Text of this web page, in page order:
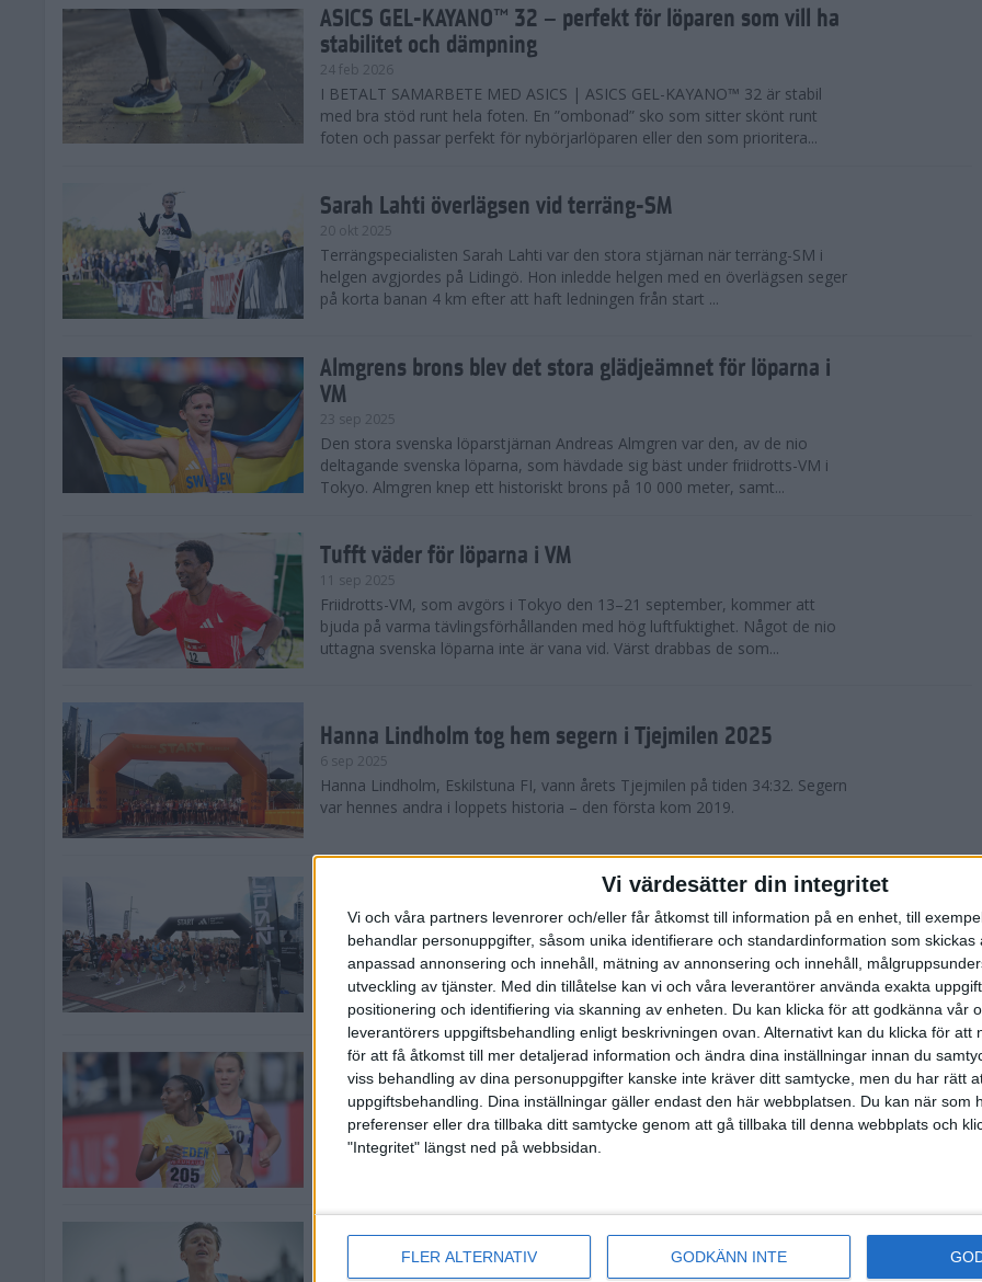
Vi värdesätter din integritet
Vi och våra partners levenrorer och/eller får åtkomst till information på en enhet, till
behandlar personuppgifter, såsom unika identifierare och standardinformation som skickas
anpassad annonsering och innehåll, mätning av annonsering och innehåll,
utveckling av tjänster. Med din tillåtelse kan vi och våra leverantörer använda exakta
positionering och identifiering via skanning av enheten. Du kan klicka för att godkänna vår
leverantörers uppgiftsbehandling enligt beskrivningen ovan. Alternativt kan du klicka för att
för att få åtkomst till mer detaljerad information och ändra dina inställningar innan du
viss behandling av dina personuppgifter kanske inte kräver ditt samtycke, men du har rätt
uppgiftsbehandling. Dina inställningar gäller endast den här webbplatsen. Du kan när som
preferenser eller dra tillbaka ditt samtycke genom att gå tillbaka till denna webbplats och
"Integritet" längst ned på webbsidan.
FLER ALTERNATIV GODKÄNN INTE
ASICS GEL-KAYANO™ 32 – perfekt för löparen som vill ha
stabilitet och dämpning
24 feb 2026
I BETALT SAMARBETE MED ASICS | ASICS GEL-KAYANO™ 32 är stabil
med bra stöd runt hela foten. En ”ombonad” sko som sitter skönt runt
foten och passar perfekt för nybörjarlöparen eller den som prioritera...
Sarah Lahti överlägsen vid terräng-SM
20 okt 2025
Terrängspecialisten Sarah Lahti var den stora stjärnan när terräng-SM i
helgen avgjordes på Lidingö. Hon inledde helgen med en överlägsen seger
på korta banan 4 km efter att haft ledningen från start ...
Almgrens brons blev det stora glädjeämnet för löparna i
VM
23 sep 2025
Den stora svenska löparstjärnan Andreas Almgren var den, av de nio
deltagande svenska löparna, som hävdade sig bäst under friidrotts-VM i
Tokyo. Almgren knep ett historiskt brons på 10 000 meter, samt...
Tufft väder för löparna i VM
11 sep 2025
Friidrotts-VM, som avgörs i Tokyo den 13–21 september, kommer att
bjuda på varma tävlingsförhållanden med hög luftfuktighet. Något de nio
uttagna svenska löparna inte är vana vid. Värst drabbas de som...
Hanna Lindholm tog hem segern i Tjejmilen 2025
6 sep 2025
Hanna Lindholm, Eskilstuna FI, vann årets Tjejmilen på tiden 34:32. Segern
var hennes andra i loppets historia – den första kom 2019.
Snabbaste segertiden på 12 år i rekordstort adidas
Stockholm Halvmaraton
30 aug 2025
Ett slutsålt och rekordstort adidas Stockholm Halvmaraton avgjordes i
nästintill perfekt löparväder. 18 grader, mulet och väldigt lite vind. Totalt
var 19,866 löpare anmälda, varav 15,807 kom till sta...
Löparna viktiga när Sverige vann Finnkampen
26 aug 2025
Den hundrade upplagan av Finnkampen, världens äldsta och största
landskamp i friidrott, avgjordes inför fullsatta läktare på Stockholms
Svenskt rekord när Almgren testade VM-formen